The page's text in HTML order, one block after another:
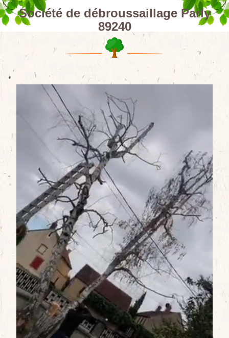
Société de débroussaillage Parly
89240